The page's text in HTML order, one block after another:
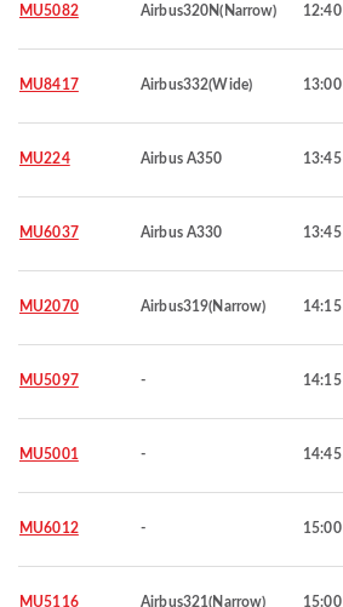
MU5082 Airbus320N(Narrow) 12:40
MU8417 Airbus332(Wide) 13:00
MU224 Airbus A350 13:45
MU6037 Airbus A330 13:45
MU2070 Airbus319(Narrow) 14:15
MU5097 - 14:15
MU5001 - 14:45
MU6012 - 15:00
MU5116 Airbus321(Narrow) 15:00